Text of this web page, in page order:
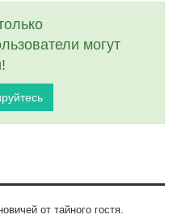
могут
от тайного гостя.